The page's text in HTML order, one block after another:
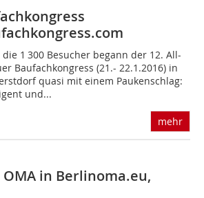
die 1 300 Besucher begann der 12. All-
Baufachkongress (21.- 22.1.2016) in
quasi mit einem Paukenschlag:
und...
mehr
in Berlinoma.eu,